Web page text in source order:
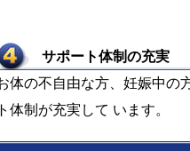
サポート体制の充実
体の不自由な方、妊娠中の
体制が充実して います。